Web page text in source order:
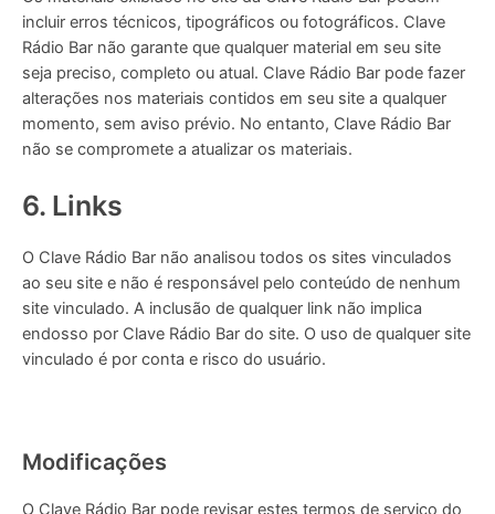
incluir erros técnicos, tipográficos ou fotográficos. Clave
Rádio Bar não garante que qualquer material em seu site
seja preciso, completo ou atual. Clave Rádio Bar pode fazer
alterações nos materiais contidos em seu site a qualquer
momento, sem aviso prévio. No entanto, Clave Rádio Bar
não se compromete a atualizar os materiais.
6. Links
O Clave Rádio Bar não analisou todos os sites vinculados
ao seu site e não é responsável pelo conteúdo de nenhum
site vinculado. A inclusão de qualquer link não implica
endosso por Clave Rádio Bar do site. O uso de qualquer site
vinculado é por conta e risco do usuário.
Modificações
O Clave Rádio Bar pode revisar estes termos de serviço do